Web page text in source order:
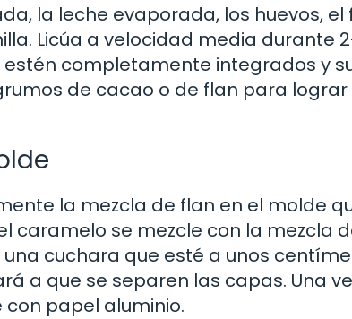
la leche evaporada, los huevos, el
Licúa a velocidad media durante
completamente integrados y
de cacao o de flan para lograr
la mezcla de flan en el molde
caramelo se mezcle con la mezcla
cuchara que esté a unos
a que se separen las capas. Una
papel aluminio.